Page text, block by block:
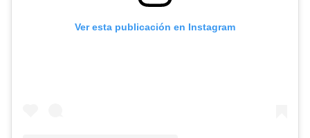
Ver esta publicación en Instagram